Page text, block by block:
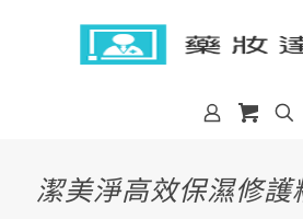
潔美淨高效保濕修護